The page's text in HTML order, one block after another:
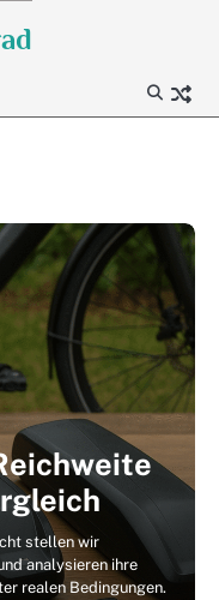
stellen wir
analysieren ihre
realen Bedingungen.